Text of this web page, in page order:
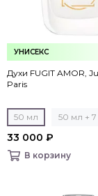
УНИСЕКС
Духи FUGIT AMOR,
Paris
50 мл 50 мл +
33 000 ₽
В корзину